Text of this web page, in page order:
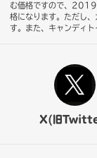
む価格ですので、
格になります。 ただし
す。また、キャンディ
X(旧